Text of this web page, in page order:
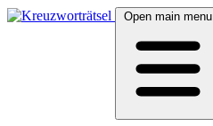
Open main menu